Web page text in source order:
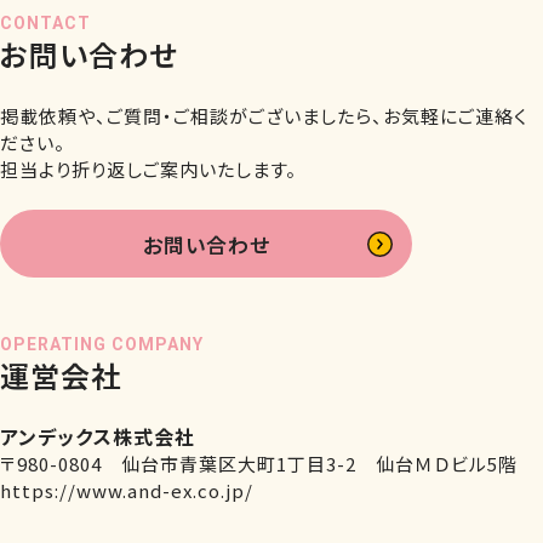
OPERATING COMPANY
運営会社
アンデックス株式会社
〒980-0804 仙台市青葉区大町1丁目3-2 仙台ＭＤビル5階
https://www.and-ex.co.jp/
CONTACT
お問い合わせ
掲載依頼や、ご質問・ご相談がございましたら、お気軽にご連絡く
ださい。
担当より折り返しご案内いたします。
お問い合わせ